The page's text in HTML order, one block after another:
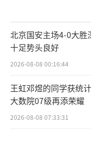
北京国安主场4-0大胜
十足势头良好
2026-08-08 00:16:44
王虹邓煜的同学获统
大数院07级再添荣耀
2026-08-08 07:33:31